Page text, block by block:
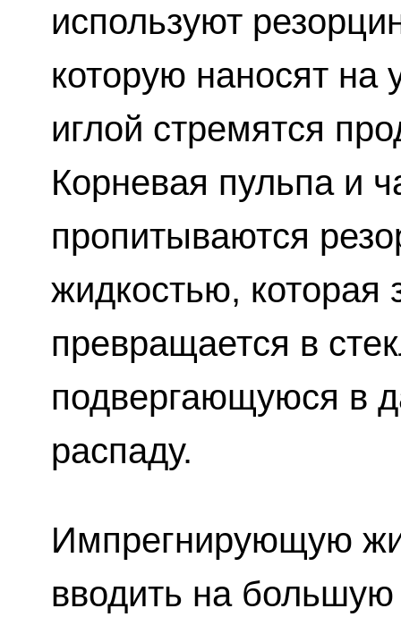
используют
которую наносят на
иглой стремятся
Корневая пульпа и
пропитываются
жидкостью, которая
превращается в
подвергающуюся в
распаду.
Импрегнирующую
вводить на большую